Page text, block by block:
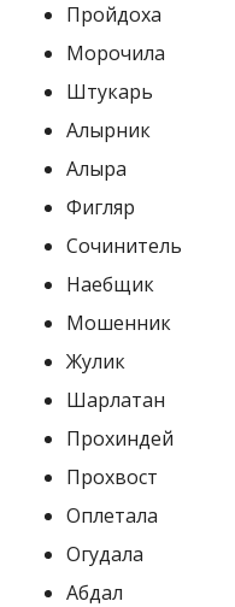
Пройдоха
Морочила
Штукарь
Алырник
Алыра
Фигляр
Сочинитель
Наебщик
Мошенник
Жулик
Шарлатан
Прохиндей
Прохвост
Оплетала
Огудала
Абдал